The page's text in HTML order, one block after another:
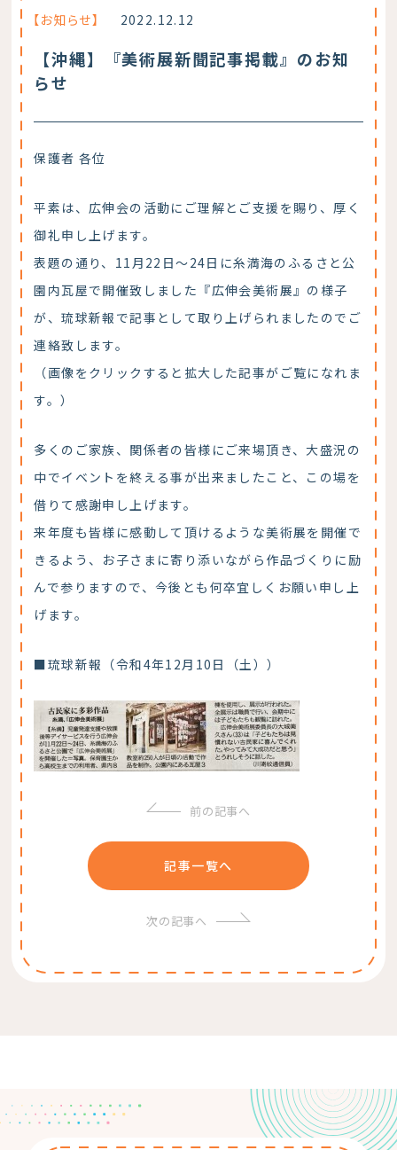
【お知らせ】 2022.12.12
【沖縄】『美術展新聞記事掲載』のお知
らせ
保護者 各位
平素は、広伸会の活動にご理解とご支援を賜り、厚く
御礼申し上げます。
表題の通り、11月22日～24日に糸満海のふるさと公
園内瓦屋で開催致しました『広伸会美術展』の様子
が、琉球新報で記事として取り上げられましたのでご
連絡致します。
（画像をクリックすると拡大した記事がご覧になれま
す。）
多くのご家族、関係者の皆様にご来場頂き、大盛況の
中でイベントを終える事が出来ましたこと、この場を
借りて感謝申し上げます。
来年度も皆様に感動して頂けるような美術展を開催で
きるよう、お子さまに寄り添いながら作品づくりに励
んで参りますので、今後とも何卒宜しくお願い申し上
げます。
■琉球新報（令和4年12月10日（土））
前の記事へ
記事一覧へ
次の記事へ